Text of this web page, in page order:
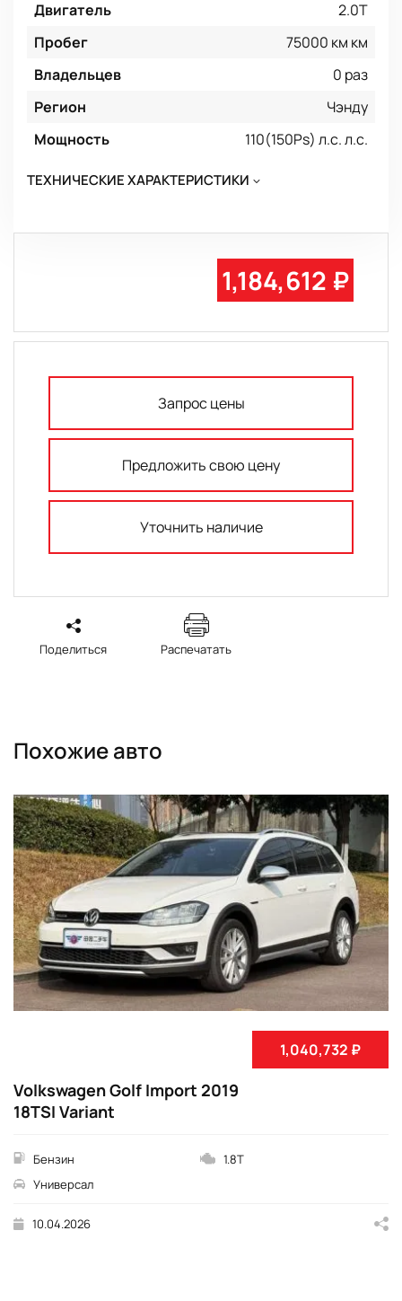
Двигатель
2.0T
Пробег
75000 км км
Владельцев
0 раз
Регион
Чэнду
Мощность
110(150Ps) л.с. л.с.
ТЕХНИЧЕСКИЕ ХАРАКТЕРИСТИКИ
1,184,612 ₽
Запрос цены
Предложить свою цену
Уточнить наличие
Поделиться Распечатать
Похожие авто
1,040,732 ₽
Volkswagen Golf Import 2019
18TSI Variant
Бензин
1.8T
Универсал
10.04.2026